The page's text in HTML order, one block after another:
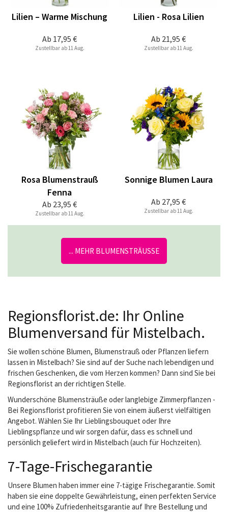
Ab 17,95 €
Lilien – Warme Mischung
Zustellbar ab 11 Aug.
Ab 21,95 €
Lilien - Rosa Lilien
Zustellbar ab 11 Aug.
Ab 23,95 €
Rosa Blumenstrauß
Fenna
Zustellbar ab 11 Aug.
Ab 27,95 €
Sonnige Blumen Laura
Zustellbar ab 11 Aug.
... MEHR BLUMENSTRÄUSSE
Regionsflorist.de: Ihr Online
Blumenversand für Mistelbach.
Sie wollen schöne Blumen, Blumenstrauß oder Pflanzen liefern
lassen in Mistelbach? Sie sind auf der Suche nach lebendigen und
frischen Geschenken, die vom Herzen kommen? Dann sind Sie bei
Regionsflorist an der richtigen Stelle.
Wunderschöne Blumensträuße oder langlebige Zimmerpflanzen -
Bei Regionsflorist profitieren Sie von einem äußerst vielfältigen
Angebot. Wählen Sie Ihr Lieblingsbouquet oder Ihre
Lieblingspflanze und wir sorgen dafür, dass es schnell und
persönlich geliefert wird in Mistelbach (auch für Hochzeiten).
7-Tage-Frischegarantie
Unsere Blumen haben immer eine 7-tägige Frischegarantie. Somit
haben sie eine doppelte Gewährleistung, einen perfekten Service
und eine 100% Zufriedenheitsgarantie auf Ihre Bestellung und